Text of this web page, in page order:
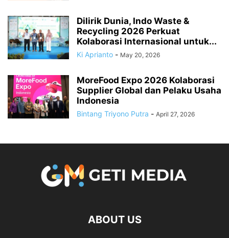
Dilirik Dunia, Indo Waste &
Recycling 2026 Perkuat
Kolaborasi Internasional untuk...
Ki Aprianto - May 20, 2026
MoreFood Expo 2026 Kolaborasi
Supplier Global dan Pelaku Usaha
Indonesia
Bintang Triyono Putra - April 27, 2026
ABOUT US